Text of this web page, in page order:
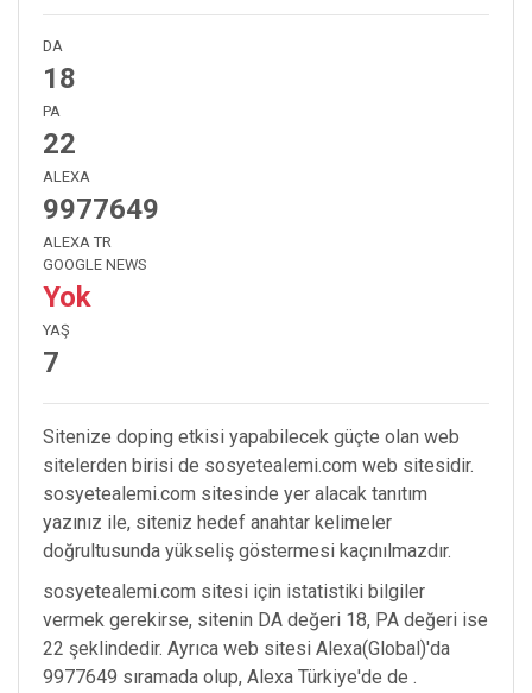
DA
18
PA
22
ALEXA
9977649
ALEXA TR
GOOGLE NEWS
Yok
YAŞ
7
Sitenize doping etkisi yapabilecek güçte olan web
sitelerden birisi de sosyetealemi.com web sitesidir.
sosyetealemi.com sitesinde yer alacak tanıtım
yazınız ile, siteniz hedef anahtar kelimeler
doğrultusunda yükseliş göstermesi kaçınılmazdır.
sosyetealemi.com sitesi için istatistiki bilgiler
vermek gerekirse, sitenin DA değeri 18, PA değeri ise
22 şeklindedir. Ayrıca web sitesi Alexa(Global)'da
9977649 sıramada olup, Alexa Türkiye'de de .